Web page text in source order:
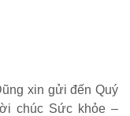
xin gửi đến Quý
chúc Sức khỏe –